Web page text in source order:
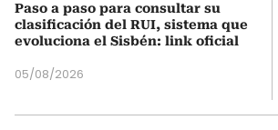
Paso a paso para consultar su
clasificación del RUI, sistema que
evoluciona el Sisbén: link oficial
05/08/2026